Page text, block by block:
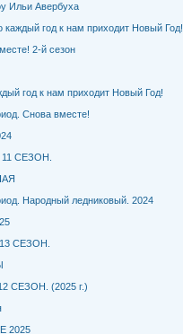
Ильи Авербуха
каждый год к нам приходит Новый Год!
2-й сезон
год к нам приходит Новый Год!
Снова вместе!
СЕЗОН.
Народный ледниковый. 2024
СЕЗОН.
СЕЗОН. (2025 г.)
2025